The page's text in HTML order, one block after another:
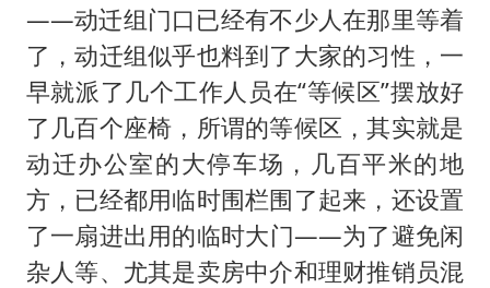
——动迁组门口已经有不少人在那里等着
了，动迁组似乎也料到了大家的习性，一
早就派了几个工作人员在“等候区”摆放好
了几百个座椅，所谓的等候区，其实就是
动迁办公室的大停车场，几百平米的地
方，已经都用临时围栏围了起来，还设置
了一扇进出用的临时大门——为了避免闲
杂人等、尤其是卖房中介和理财推销员混